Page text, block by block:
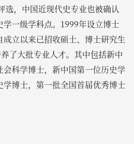
选，中国近现代史专业也被确认
一级学科点。1999年设立博士
立以来已招收硕士、博士研究生
了大批专业人才。其中包括新中
科学博士，新中国第一位历史学
博士，第一批全国首届优秀博士